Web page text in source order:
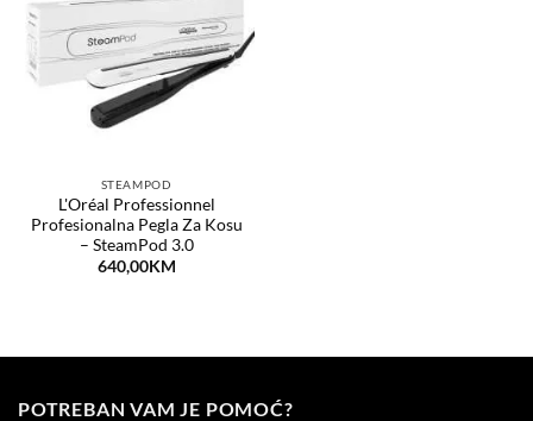
listu
želja
STEAMPOD
L'Oréal Professionnel
Profesionalna Pegla Za Kosu
– SteamPod 3.0
640,00KM
POTREBAN VAM JE POMOĆ?